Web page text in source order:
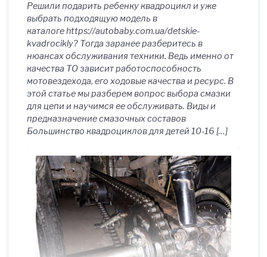
Решили подарить ребенку квадроцикл и уже
выбрать подходящую модель в
каталоге https://autobaby.com.ua/detskie-
kvadrocikly? Тогда заранее разберитесь в
нюансах обслуживания техники. Ведь именно от
качества ТО зависит работоспособность
мотовездехода, его ходовые качества и ресурс. В
этой статье мы разберем вопрос выбора смазки
для цепи и научимся ее обслуживать. Виды и
предназначение смазочных составов
Большинство квадроциклов для детей 10-16 […]